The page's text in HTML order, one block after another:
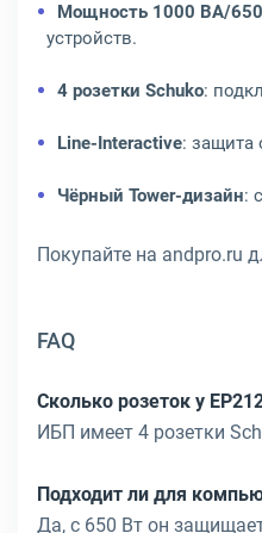
Мощность 1000 ВА/
устройств.
4 розетки Schuko:
Line-Interactive: защита
Чёрный Tower-дизайн:
Покупайте на andpro.ru
FAQ
Сколько розеток у
ИБП имеет 4 розетки
Подходит ли для
Да, с 650 Вт он